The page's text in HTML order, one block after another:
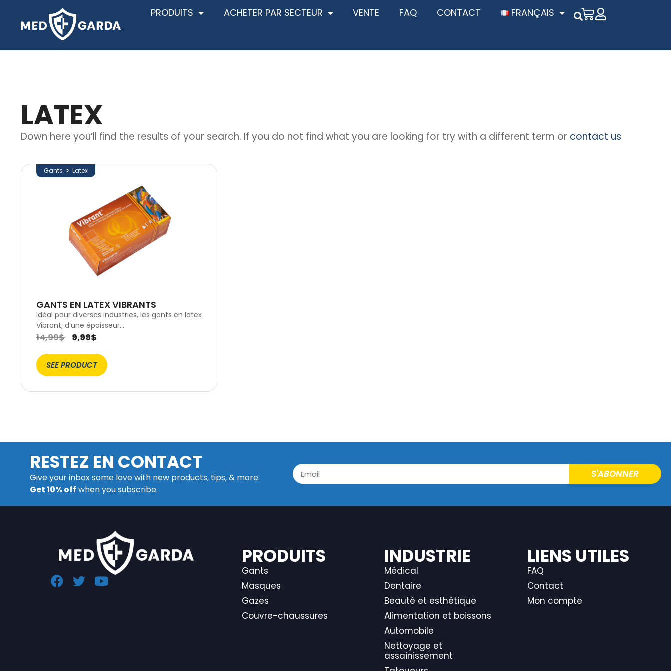
PRODUITS ACHETER PAR SECTEUR VENTE FAQ CONTACT FRANÇAIS
LATEX
Down here you’ll find the results of your search. If you do not find what you are looking for try with a different term or contact us
Gants > Latex
GANTS EN LATEX VIBRANTS
Idéal pour diverses industries, les gants en latex
Vibrant, d’une épaisseur…
14,99$ 9,99$
SEE PRODUCT
RESTEZ EN CONTACT
Give your inbox some love with new products, tips, & more.
Get 10% off when you subscribe.
S'ABONNER
PRODUITS
Gants
Masques
Gazes
Couvre-chaussures
INDUSTRIE
Médical
Dentaire
Beauté et esthétique
Alimentation et boissons
Automobile
Nettoyage et
assainissement
LIENS UTILES
FAQ
Contact
Mon compte